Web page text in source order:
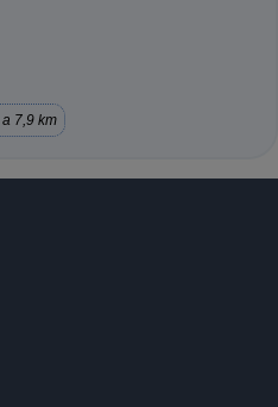
a 7,9 km